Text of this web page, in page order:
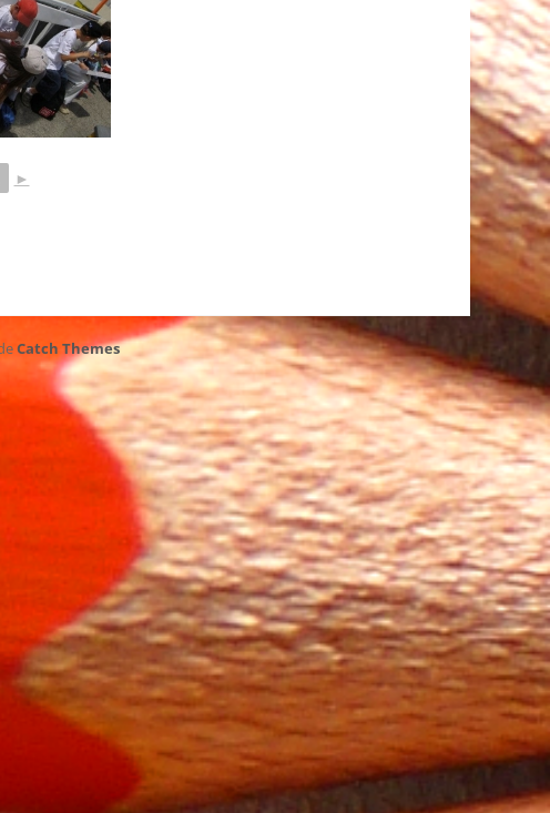
►
Catch Themes